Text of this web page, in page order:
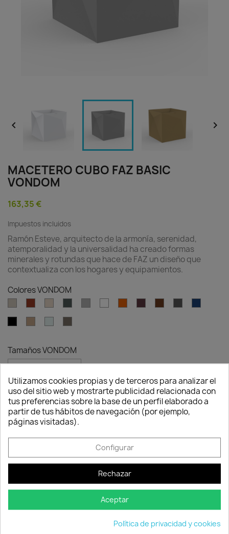
 
MACETERO CUBO FAZ BASIC
VONDOM
163,35 €
Impuestos incluidos
Ramón Esteve, arquitecto de la armonía, serenidad,
atemporalidad y la universalidad ha creado formas
minerales y rotundas que hace de FAZ un diseño que
contextualiza con los hogares y equipamientos.
Colores VONDOM
Tamaños VONDOM
Cantidad
 AÑADIR AL CARRITO favorite_border
Descripción Detalles del producto
Ramón Esteve, arquitecto de la armonía,
creado formas minerales y rotundas que hace de
Utilizamos cookies propias y de terceros para analizar el
uso del sitio web y mostrarte publicidad relacionada con
tus preferencias sobre la base de un perfil elaborado a
partir de tus hábitos de navegación (por ejemplo,
páginas visitadas).
Configurar
Rechazar
Aceptar
Política de privacidad y cookies
Consentimiento de cookies